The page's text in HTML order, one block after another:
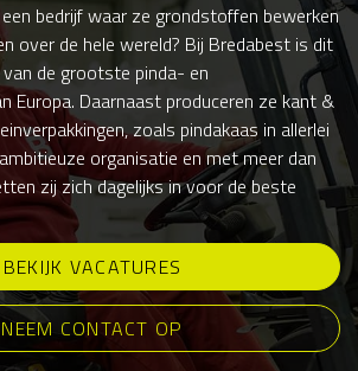
bedrijf waar ze grondstoffen bewerken
over de hele wereld? Bij Bredabest is dit
van de grootste pinda- en
Europa. Daarnaast produceren ze kant &
zoals pindakaas in allerlei
organisatie en met meer dan
zij zich dagelijks in voor de beste
BEKIJK VACATURES
NEEM CONTACT OP